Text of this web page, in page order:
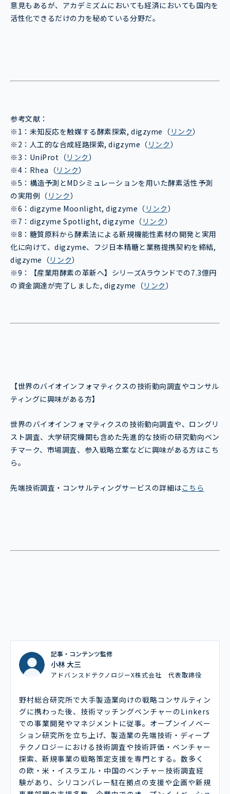
意見もあるが、アカデミズムにおいても経済においても国内を
活性化できるだけの力を秘めている分野だ。
参考文献：
※1：未知反応を触媒する酵素探索, digzyme（ リンク）
※2：人工的な合成経路探索, digzyme（ リンク）
※3：UniProt（リンク）
※4：Rhea（リンク）
※5：構造予測とMDシミュレーションを用いた酵素活性予測
の実用例（ リンク）
※6：digzyme Moonlight, digzyme（ リンク）
※7：digzyme Spotlight, digzyme（ リンク）
※8：糖質原料から酵素法による新規機能性素材の開発と実用
化に向けて、digzyme、フジ日本精糖と業務提携契約を締結,
digzyme（リンク）
※9：【産業用酵素の革新へ】シリーズAラウンドでの7.3億円
の資金調達が完了しました, digzyme（リンク）
【世界のバイオインフォマティクスの技術動向調査やコンサル
ティングに興味がある方】
世界のバイオインフォマティクスの技術動向調査や、ロングリ
スト調査、大学研究機関も含めた先進的な技術の研究動向ベン
チマーク、市場調査、参入戦略立案などに興味がある方はこち
ら。
先端技術調査・コンサルティングサービスの詳細はこちら
記事・コンテンツ監修
小林 大三
アドバンスドテクノロジーX株式会社 代表取締役
野村総合研究所で大手製造業向けの戦略コンサルティン
グに携わった後、技術マッチングベンチャーのLinkers
での事業開発やマネジメントに従事。オープンイノベー
ション研究所を立ち上げ、製造業の先端技術・ディープ
テクノロジーにおける技術調査や技術評価・ベンチャー
探索、新規事業の戦略策定支援を専門とする。数多く
の欧・米・イスラエル・中国のベンチャー技術調査経
験があり、シリコンバレー駐在拠点の支援や企画や新規